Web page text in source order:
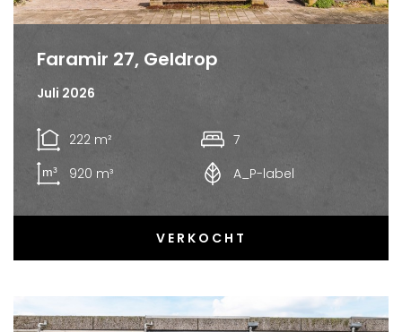
Faramir 27, Geldrop
Juli 2026
222 m²
7
920 m³
A_P-label
VERKOCHT